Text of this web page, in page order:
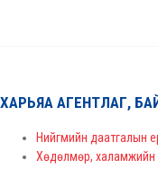
ХАРЬЯА АГЕНТЛАГ,
Нийгмийн даатгалын
Хөдөлмөр, халамжийн